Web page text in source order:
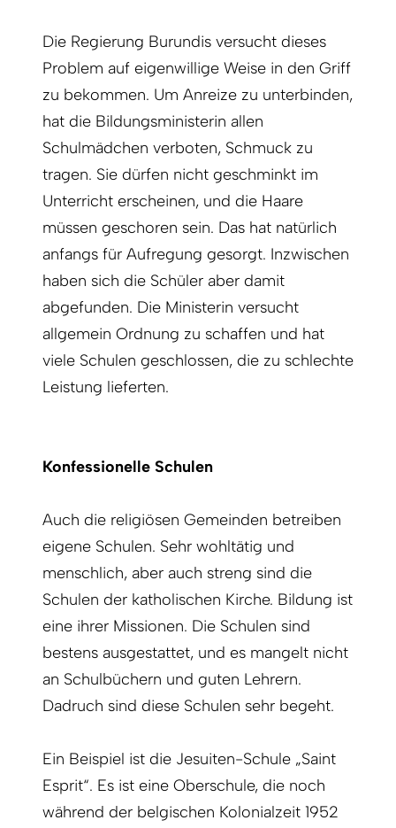
Die Regierung Burundis versucht dieses
Problem auf eigenwillige Weise in den Griff
zu bekommen. Um Anreize zu unterbinden,
hat die Bildungsministerin allen
Schulmädchen verboten, Schmuck zu
tragen. Sie dürfen nicht geschminkt im
Unterricht erscheinen, und die Haare
müssen geschoren sein. Das hat natürlich
anfangs für Aufregung gesorgt. Inzwischen
haben sich die Schüler aber damit
abgefunden. Die Ministerin versucht
allgemein Ordnung zu schaffen und hat
viele Schulen geschlossen, die zu schlechte
Leistung lieferten.
Konfessionelle Schulen
Auch die religiösen Gemeinden betreiben
eigene Schulen. Sehr wohltätig und
menschlich, aber auch streng sind die
Schulen der katholischen Kirche. Bildung ist
eine ihrer Missionen. Die Schulen sind
bestens ausgestattet, und es mangelt nicht
an Schulbüchern und guten Lehrern.
Dadruch sind diese Schulen sehr begeht.
Ein Beispiel ist die Jesuiten-Schule „Saint
Esprit“. Es ist eine Oberschule, die noch
während der belgischen Kolonialzeit 1952